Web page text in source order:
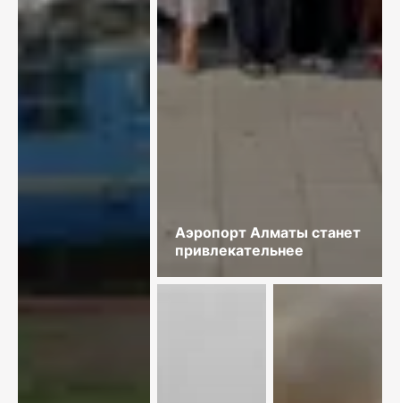
Аэропорт Алматы станет
привлекательнее